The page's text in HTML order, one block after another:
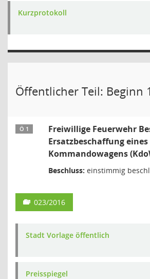
Kurzprotokoll
Öffentlicher Teil: Beginn
Ö 1
Freiwillige Feuerwehr
Ersatzbeschaffung eines
Kommandowagens
Beschluss: einstimmig
023/2016
Stadt Vorlage öffentlich
Preisspiegel